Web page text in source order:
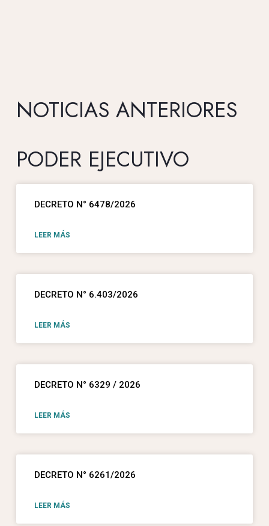
NOTICIAS ANTERIORES
PODER EJECUTIVO
DECRETO N° 6478/2026
LEER MÁS
DECRETO N° 6.403/2026
LEER MÁS
DECRETO N° 6329 / 2026
LEER MÁS
DECRETO N° 6261/2026
LEER MÁS